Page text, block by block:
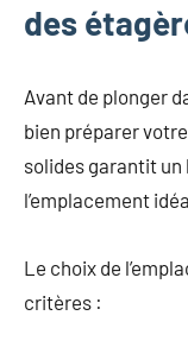
des
Avant de plonger
bien préparer
solides garantit
l’emplacement
Le choix de
critères :